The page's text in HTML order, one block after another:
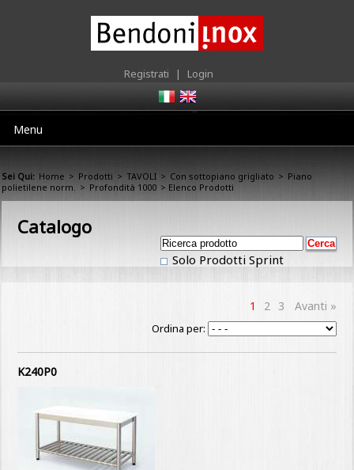
Registrati | Login
Menu
Sei Qui: Home > Prodotti > TAVOLI > Con sottopiano grigliato > Piano
polietilene norm. > Profondità 1000 > Elenco Prodotti
Catalogo
Solo Prodotti Sprint
1 2 3 Avanti »
Ordina per:
K240P0